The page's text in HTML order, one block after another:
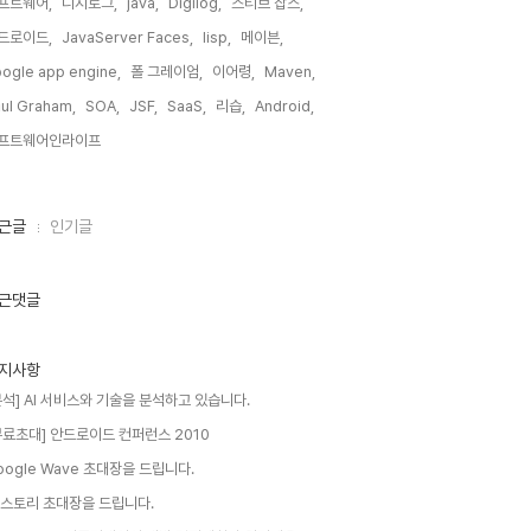
로이드,
JavaServer Faces, lisp,
메이븐,
app engine,
폴 그레이엄, 이어령,
Maven,
Graham,
SOA, JSF, SaaS, 리습,
Android,
트웨어인라이프,
글 인기글
댓글
사항
] AI 서비스와 기술을 분석하고 있습니다.
료초대] 안드로이드 컨퍼런스 2010
Wave 초대장을 드립니다.
토리 초대장을 드립니다.